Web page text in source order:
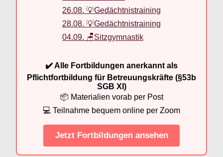
26.08. 💡Gedächtnistraining
28.08. 💡Gedächtnistraining
04.09. 🪑Sitzgymnastik
✔️ Alle Fortbildungen anerkannt als
Pflichtfortbildung für Betreuungskräfte (§53b
SGB XI)
📦 Materialien vorab per Post
💻 Teilnahme bequem online per Zoom
Jetzt Fortbildungen ansehen